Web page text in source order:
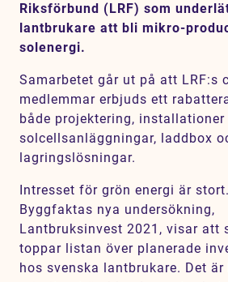
Karriär
Jobb
Kontakt
Investerare
Hållbarhet
Riksförbund (LRF) som
lantbrukare att bli mikro-
solenergi.
Samarbetet går ut på att LRF:s
medlemmar erbjuds ett
både projektering, installationer
solcellsanläggningar, laddbox
lagringslösningar.
Intresset för grön energi är stort.
Byggfaktas nya undersökning,
Lantbruksinvest 2021, visar att
toppar listan över planerade
hos svenska lantbrukare. Det är